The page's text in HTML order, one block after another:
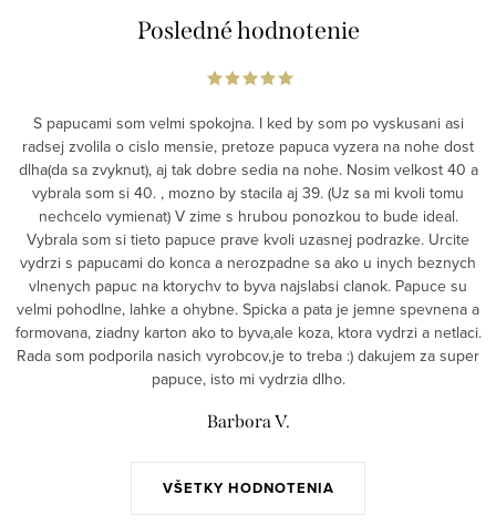
Posledné hodnotenie
VŠETKY HODNOTENIA
S papucami som velmi spokojna. I ked by som po vyskusani asi
radsej zvolila o cislo mensie, pretoze papuca vyzera na nohe dost
dlha(da sa zvyknut), aj tak dobre sedia na nohe. Nosim velkost 40 a
vybrala som si 40. , mozno by stacila aj 39. (Uz sa mi kvoli tomu
nechcelo vymienat) V zime s hrubou ponozkou to bude ideal.
Vybrala som si tieto papuce prave kvoli uzasnej podrazke. Urcite
vydrzi s papucami do konca a nerozpadne sa ako u inych beznych
vlnenych papuc na ktorychv to byva najslabsi clanok. Papuce su
velmi pohodlne, lahke a ohybne. Spicka a pata je jemne spevnena a
formovana, ziadny karton ako to byva,ale koza, ktora vydrzi a netlaci.
Rada som podporila nasich vyrobcov,je to treba :) dakujem za super
papuce, isto mi vydrzia dlho.
Barbora V.